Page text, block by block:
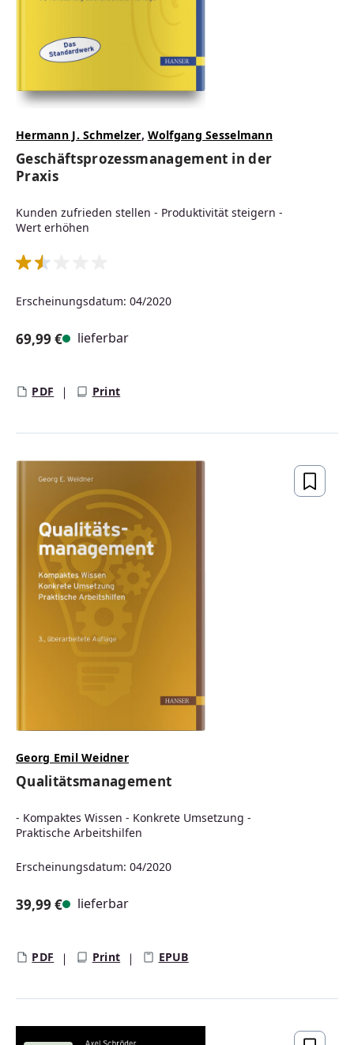
Hermann J. Schmelzer, Wolfgang Sesselmann
Geschäftsprozessmanagement in der
Praxis
Kunden zufrieden stellen - Produktivität steigern -
Wert erhöhen
Erscheinungsdatum: 04/2020
69,99 € lieferbar
PDF Print
Georg Emil Weidner
Qualitätsmanagement
- Kompaktes Wissen - Konkrete Umsetzung -
Praktische Arbeitshilfen
Erscheinungsdatum: 04/2020
39,99 € lieferbar
PDF Print EPUB